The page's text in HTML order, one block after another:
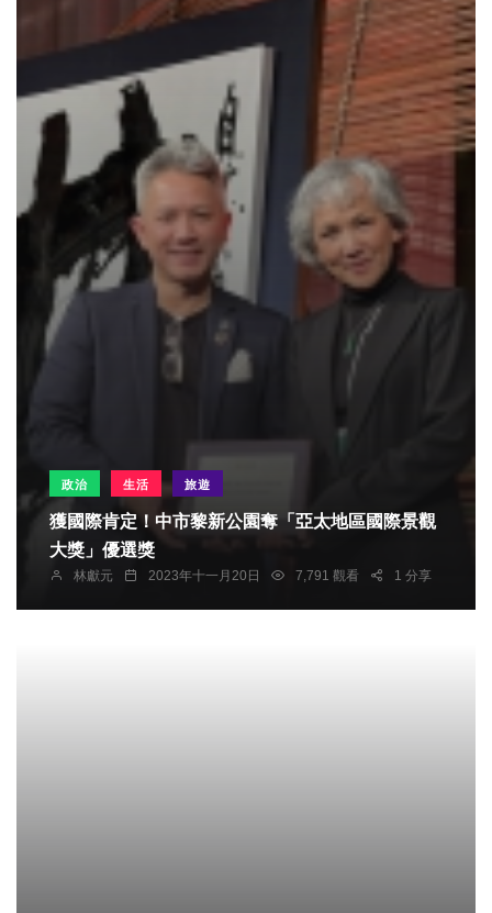
政治 生活 旅遊
獲國際肯定！中市黎新公園奪「亞太地區國際景觀
大獎」優選獎
林獻元 2023年十一月20日 7,791 觀看 1 分享